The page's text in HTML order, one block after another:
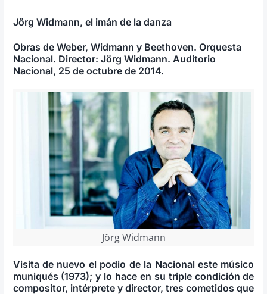
Jörg Widmann, el imán de la danza
Obras de Weber, Widmann y Beethoven. Orquesta
Nacional. Director: Jörg Widmann. Auditorio
Nacional, 25 de octubre de 2014.
Jörg Widmann
Visita de nuevo el podio de la Nacional este músico
muniqués (1973); y lo hace en su triple condición de
compositor, intérprete y director, tres cometidos que